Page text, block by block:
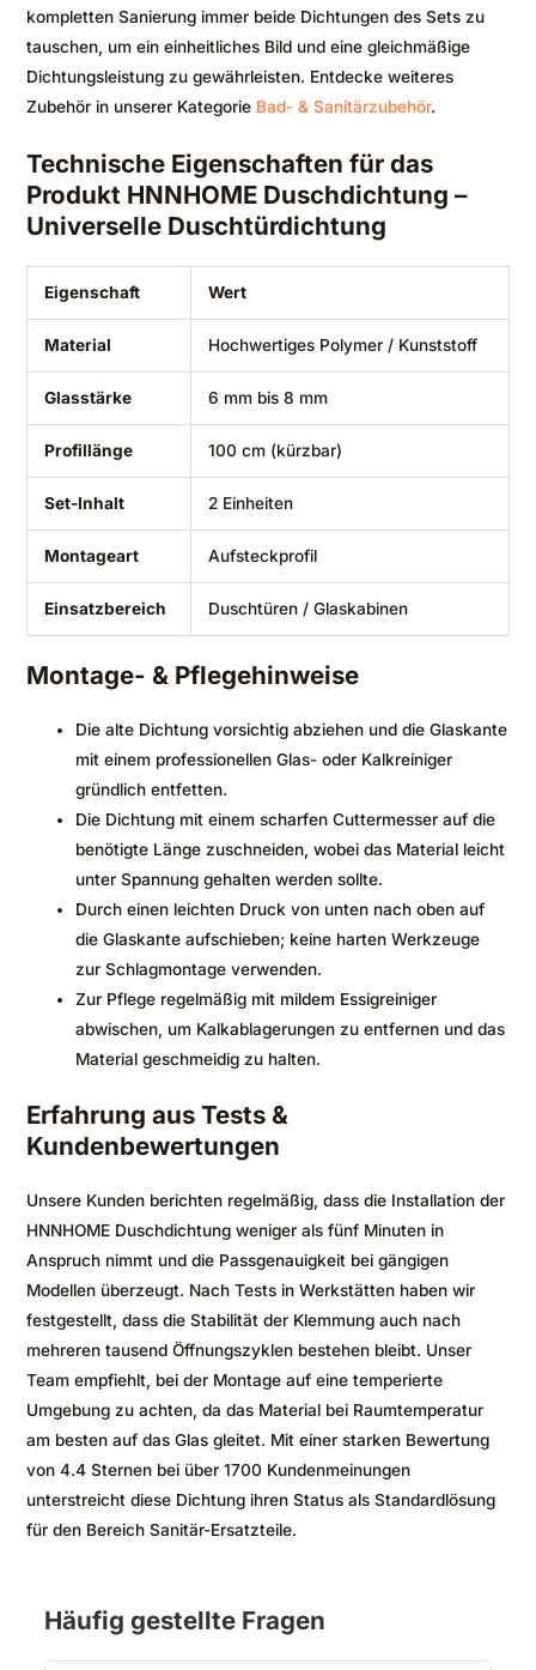
kompletten Sanierung immer beide Dichtungen des Sets zu
tauschen, um ein einheitliches Bild und eine gleichmäßige
Dichtungsleistung zu gewährleisten. Entdecke weiteres
Zubehör in unserer Kategorie Bad- & Sanitärzubehör.
Technische Eigenschaften für das
Produkt HNNHOME Duschdichtung –
Universelle Duschtürdichtung
Eigenschaft Wert
Material Hochwertiges Polymer / Kunststoff
Glasstärke 6 mm bis 8 mm
Profillänge 100 cm (kürzbar)
Set-Inhalt 2 Einheiten
Montageart Aufsteckprofil
Einsatzbereich Duschtüren / Glaskabinen
Montage- & Pflegehinweise
Die alte Dichtung vorsichtig abziehen und die Glaskante
mit einem professionellen Glas- oder Kalkreiniger
gründlich entfetten.
Die Dichtung mit einem scharfen Cuttermesser auf die
benötigte Länge zuschneiden, wobei das Material leicht
unter Spannung gehalten werden sollte.
Durch einen leichten Druck von unten nach oben auf
die Glaskante aufschieben; keine harten Werkzeuge
zur Schlagmontage verwenden.
Zur Pflege regelmäßig mit mildem Essigreiniger
abwischen, um Kalkablagerungen zu entfernen und das
Material geschmeidig zu halten.
Erfahrung aus Tests &
Kundenbewertungen
Unsere Kunden berichten regelmäßig, dass die Installation der
HNNHOME Duschdichtung weniger als fünf Minuten in
Anspruch nimmt und die Passgenauigkeit bei gängigen
Modellen überzeugt. Nach Tests in Werkstätten haben wir
festgestellt, dass die Stabilität der Klemmung auch nach
mehreren tausend Öffnungszyklen bestehen bleibt. Unser
Team empfiehlt, bei der Montage auf eine temperierte
Umgebung zu achten, da das Material bei Raumtemperatur
am besten auf das Glas gleitet. Mit einer starken Bewertung
von 4.4 Sternen bei über 1700 Kundenmeinungen
unterstreicht diese Dichtung ihren Status als Standardlösung
für den Bereich Sanitär-Ersatzteile.
Häufig gestellte Fragen